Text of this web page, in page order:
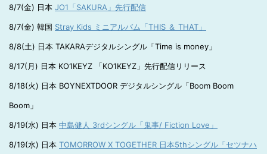
8/7(金) 日本 JO1「SAKURA」先行配信
8/7(金) 韓国 Stray Kids ミニアルバム「THIS ＆ THAT」
8/8(土) 日本 TAKARAデジタルシングル「Time is money」
8/17(月) 日本 KO1KEYZ 「KO1KEYZ」先行配信リリース
8/18(火) 日本 BOYNEXTDOOR デジタルシングル「Boom Boom
Boom」
8/19(水) 日本 中島健人 3rdシングル「鬼事/ Fiction Love」
8/19(水) 日本 TOMORROW X TOGETHER 日本5thシングル「セツナハ